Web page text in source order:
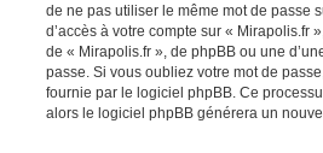
de ne pas utiliser le même mot de passe
d’accès à votre compte sur «
de « Mirapolis.fr », de phpBB ou une
passe. Si vous oubliez votre mot de
fournie par le logiciel phpBB. Ce
alors le logiciel phpBB générera un